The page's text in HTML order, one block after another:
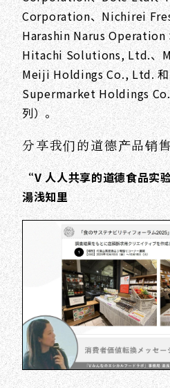
Corporation、Nichirei
Harashin Narus
Hitachi Solutions, Ltd.、
Meiji Holdings Co., Ltd.
Supermarket Holdings
列）。
分享我们的道德产品销
“V 人人共享的道德食品实
湯浅知里